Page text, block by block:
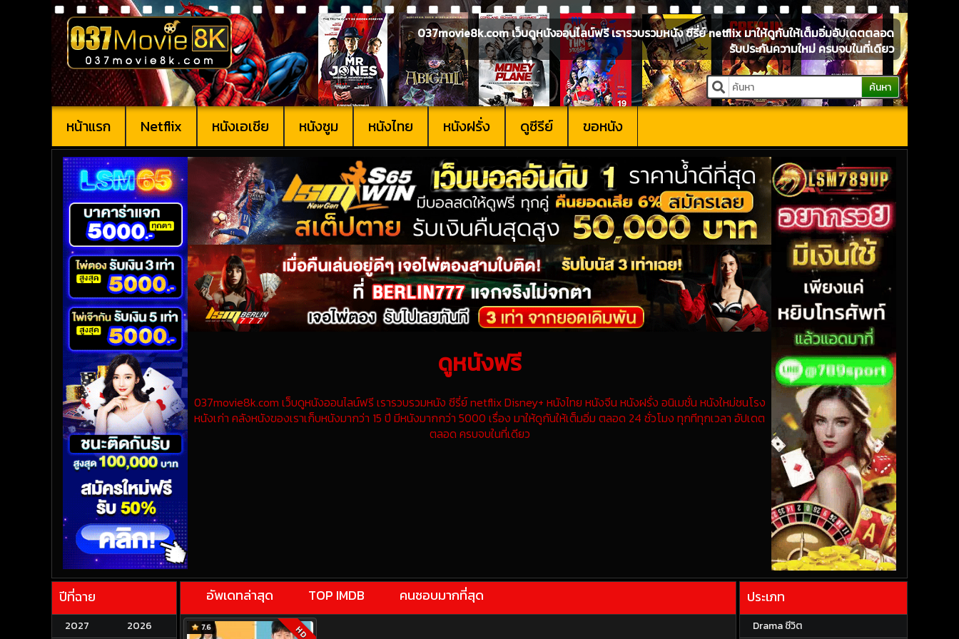
037movie8k.com เว็บดูหนังออนไลน์ฟรี เรารวบรวมหนัง ซีรี่ย์ netflix มาให้ดูกันให้เต็มอิ่มอัปเดตตลอด
รับประกันความใหม่ ครบจบในที่เดียว
ค้นหา
หน้าแรก Netflix หนังเอเชีย หนังซูม หนังไทย หนังฝรั่ง ดูซีรีย์ ขอหนัง
ดูหนังฟรี
037movie8k.com เว็บดูหนังออนไลน์ฟรี เรารวบรวมหนัง ซีรี่ย์ netflix Disney+ หนังไทย หนังจีน หนังฝรั่ง อนิเมชั่น หนังใหม่ชนโรง
หนังเก่า คลังหนังของเราเก็บหนังมากว่า 15 ปี มีหนังมากกว่า 5000 เรื่อง มาให้ดูกันให้เต็มอิ่ม ตลอด 24 ชั่วโมง ทุกทีทุกเวลา อัปเดต
ตลอด ครบจบในที่เดียว
ปีที่ฉาย
2027 2026
อัพเดทล่าสุด TOP IMDB คนชอบมากที่สุด
7.6 HD
ประเภท
Drama ชีวิต